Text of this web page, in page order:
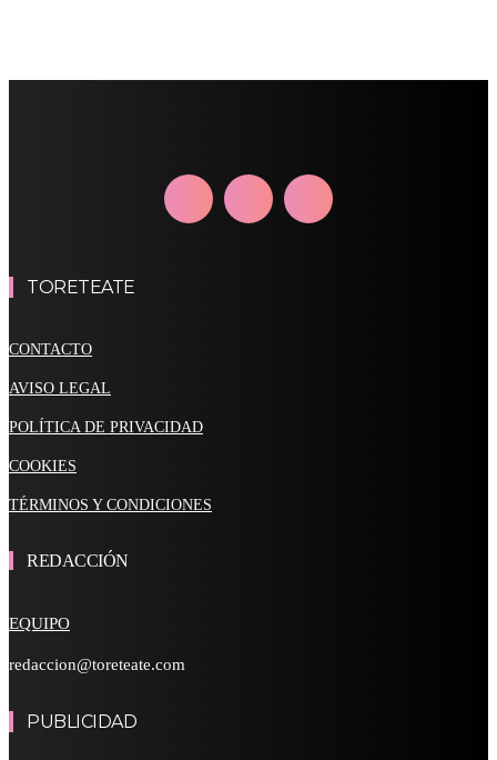
TORETEATE
CONTACTO
AVISO LEGAL
POLÍTICA DE PRIVACIDAD
COOKIES
TÉRMINOS Y CONDICIONES
REDACCIÓN
EQUIPO
redaccion@toreteate.com
PUBLICIDAD